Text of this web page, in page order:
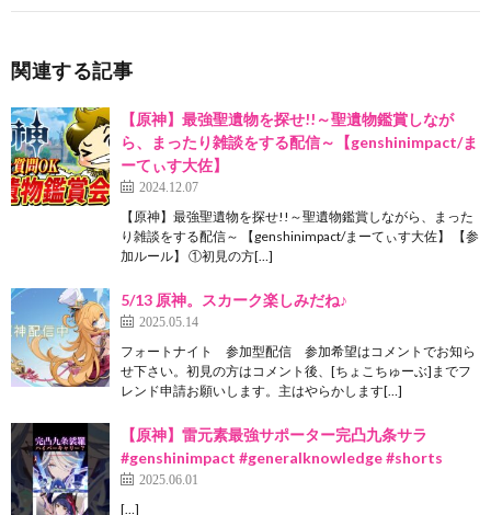
関連する記事
【原神】最強聖遺物を探せ!!～聖遺物鑑賞しなが
ら、まったり雑談をする配信～【genshinimpact/ま
ーてぃす大佐】
2024.12.07
【原神】最強聖遺物を探せ!!～聖遺物鑑賞しながら、まった
り雑談をする配信～ 【genshinimpact/まーてぃす大佐】 【参
加ルール】 ①初見の方[…]
5/13 原神。スカーク楽しみだね♪
2025.05.14
フォートナイト 参加型配信 参加希望はコメントでお知ら
せ下さい。初見の方はコメント後、[ちょこちゅーぶ]までフ
レンド申請お願いします。主はやらかします[…]
【原神】雷元素最強サポーター完凸九条サラ
#genshinimpact #generalknowledge #shorts
2025.06.01
[…]